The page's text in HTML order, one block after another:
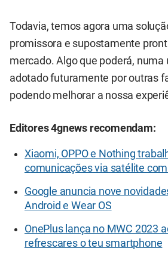
Todavia, temos agora uma
promissora e supostamente
mercado. Algo que poderá, numa
adotado futuramente por outras
podendo melhorar a nossa
Editores 4gnews recomendam:
Xiaomi, OPPO e Nothing
comunicações via satélite
Google anuncia nove
Android e Wear OS
OnePlus lança no MWC 2023
refrescares o teu smartphone